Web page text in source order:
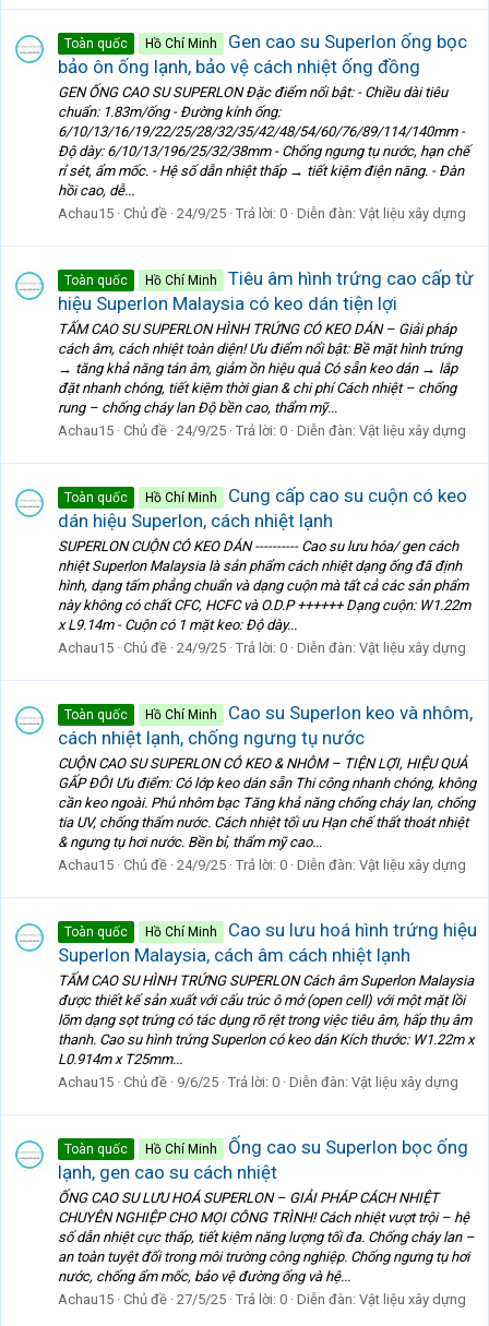
Toàn quốc Hồ Chí Minh
Gen cao su Superlon ống bọc
bảo ôn ống lạnh, bảo vệ cách nhiệt ống đồng
GEN ỐNG CAO SU SUPERLON Đặc điểm nổi bật: - Chiều dài tiêu
chuẩn: 1.83m/ống - Đường kính ống:
6/10/13/16/19/22/25/28/32/35/42/48/54/60/76/89/114/140mm -
Độ dày: 6/10/13/196/25/32/38mm - Chống ngưng tụ nước, hạn chế
rỉ sét, ẩm mốc. - Hệ số dẫn nhiệt thấp → tiết kiệm điện năng. - Đàn
hồi cao, dễ...
Achau15 Chủ đề 24/9/25 Trả lời: 0 Diễn đàn: Vật liệu xây dựng
Toàn quốc Hồ Chí Minh
Tiêu âm hình trứng cao cấp từ
hiệu Superlon Malaysia có keo dán tiện lợi
TẤM CAO SU SUPERLON HÌNH TRỨNG CÓ KEO DÁN – Giải pháp
cách âm, cách nhiệt toàn diện! Ưu điểm nổi bật: Bề mặt hình trứng
→ tăng khả năng tán âm, giảm ồn hiệu quả Có sẵn keo dán → lắp
đặt nhanh chóng, tiết kiệm thời gian & chi phí Cách nhiệt – chống
rung – chống cháy lan Độ bền cao, thẩm mỹ...
Achau15 Chủ đề 24/9/25 Trả lời: 0 Diễn đàn: Vật liệu xây dựng
Toàn quốc Hồ Chí Minh
Cung cấp cao su cuộn có keo
dán hiệu Superlon, cách nhiệt lạnh
SUPERLON CUỘN CÓ KEO DÁN ---------- Cao su lưu hóa/ gen cách
nhiệt Superlon Malaysia là sản phẩm cách nhiệt dạng ống đã định
hình, dạng tấm phẳng chuẩn và dạng cuộn mà tất cả các sản phẩm
này không có chất CFC, HCFC và O.D.P ++++++ Dạng cuộn: W1.22m
x L9.14m - Cuộn có 1 mặt keo: Độ dày...
Achau15 Chủ đề 24/9/25 Trả lời: 0 Diễn đàn: Vật liệu xây dựng
Toàn quốc Hồ Chí Minh
Cao su Superlon keo và nhôm,
cách nhiệt lạnh, chống ngưng tụ nước
CUỘN CAO SU SUPERLON CÓ KEO & NHÔM – TIỆN LỢI, HIỆU QUẢ
GẤP ĐÔI Ưu điểm: Có lớp keo dán sẵn Thi công nhanh chóng, không
cần keo ngoài. Phủ nhôm bạc Tăng khả năng chống cháy lan, chống
tia UV, chống thấm nước. Cách nhiệt tối ưu Hạn chế thất thoát nhiệt
& ngưng tụ hơi nước. Bền bỉ, thẩm mỹ cao...
Achau15 Chủ đề 24/9/25 Trả lời: 0 Diễn đàn: Vật liệu xây dựng
Toàn quốc Hồ Chí Minh
Cao su lưu hoá hình trứng hiệu
Superlon Malaysia, cách âm cách nhiệt lạnh
TẤM CAO SU HÌNH TRỨNG SUPERLON Cách âm Superlon Malaysia
được thiết kế sản xuất với cấu trúc ô mở (open cell) với một mặt lồi
lõm dạng sọt trứng có tác dụng rõ rệt trong việc tiêu âm, hấp thụ âm
thanh. Cao su hình trứng Superlon có keo dán Kích thước: W1.22m x
L0.914m x T25mm...
Achau15 Chủ đề 9/6/25 Trả lời: 0 Diễn đàn: Vật liệu xây dựng
Toàn quốc Hồ Chí Minh
Ống cao su Superlon bọc ống
lạnh, gen cao su cách nhiệt
ỐNG CAO SU LƯU HOÁ SUPERLON – GIẢI PHÁP CÁCH NHIỆT
CHUYÊN NGHIỆP CHO MỌI CÔNG TRÌNH! Cách nhiệt vượt trội – hệ
số dẫn nhiệt cực thấp, tiết kiệm năng lượng tối đa. Chống cháy lan –
an toàn tuyệt đối trong môi trường công nghiệp. Chống ngưng tụ hơi
nước, chống ẩm mốc, bảo vệ đường ống và hệ...
Achau15 Chủ đề 27/5/25 Trả lời: 0 Diễn đàn: Vật liệu xây dựng